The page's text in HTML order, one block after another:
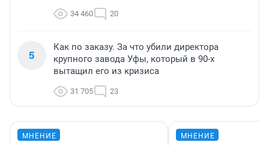
34 460 20
5
Как по заказу. За что убили директора
крупного завода Уфы, который в 90-х
вытащил его из кризиса
31 705 23
МНЕНИЕ МНЕНИЕ